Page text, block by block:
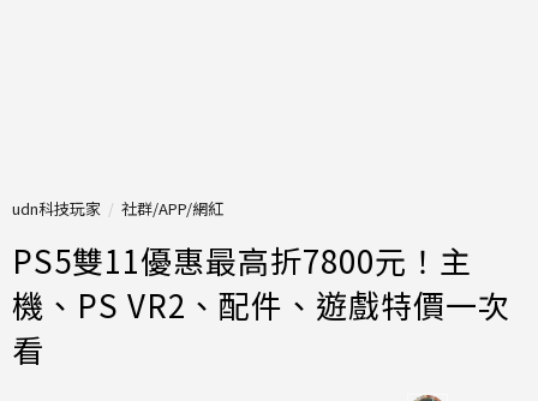
udn科技玩家 社群/APP/網紅
PS5雙11優惠最高折7800元！主
機、PS VR2、配件、遊戲特價一次
看